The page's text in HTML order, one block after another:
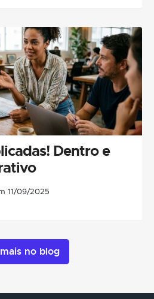
Dentro e
11/09/2025
no blog